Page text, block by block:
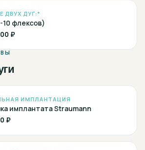
ДВУХ ДУГ:*
10 флексов)
₽
ИМПЛАНТАЦИЯ
имплантата Straumann
₽